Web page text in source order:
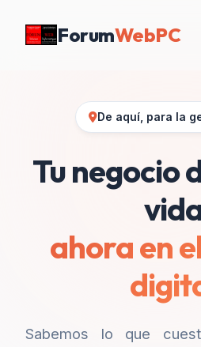
ForumWebPC
De aquí, para la
Tu negocio
ahora en
Sabemos lo que